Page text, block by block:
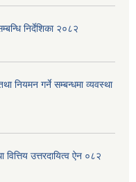
निर्देशिका २०८२
नियमन गर्ने सम्बन्धमा व्यवस्था
उत्तरदायित्व ऐन ०८२